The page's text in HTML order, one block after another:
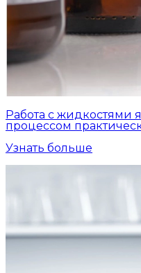
Работа с жидкостями
процессом
Узнать больше